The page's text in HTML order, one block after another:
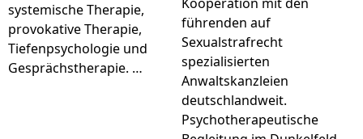
systemische Therapie,
provokative Therapie,
Tiefenpsychologie und
Gesprächstherapie. …
führenden auf
Sexualstrafrecht
spezialisierten
Anwaltskanzleien
deutschlandweit.
Psychotherapeutische